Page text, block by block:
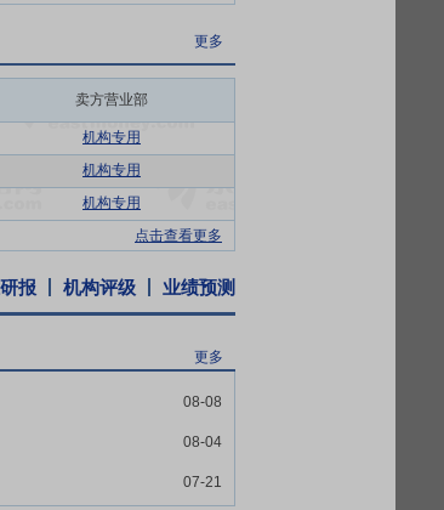
原料。
队，拥有体外生物合成和体
胞工厂为核心的发酵法生产
产品质量的稳定。凭借多款
积极主动地在国际竞争的
权局颁发的1件发明专利证
的分离制备方法得到的苯磺
更多
卖方营业部
机构专用
机构专用
机构专用
点击查看更多
报 机构评级 业绩预测
更多
08-08
08-04
07-21